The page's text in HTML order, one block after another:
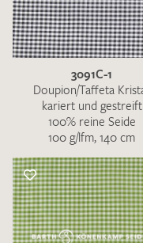
3091C-1
Doupion/Taffeta
kariert und gestreift
100% reine Seide
100 g/lfm, 140 cm